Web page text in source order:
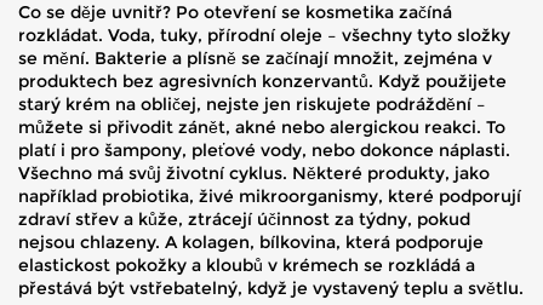
Co se děje uvnitř? Po otevření se kosmetika začíná
rozkládat. Voda, tuky, přírodní oleje – všechny tyto složky
se mění. Bakterie a plísně se začínají množit, zejména v
produktech bez agresivních konzervantů. Když použijete
starý krém na obličej, nejste jen riskujete podráždění –
můžete si přivodit zánět, akné nebo alergickou reakci. To
platí i pro šampony, pleťové vody, nebo dokonce náplasti.
Všechno má svůj životní cyklus. Některé produkty, jako
například probiotika, živé mikroorganismy, které podporují
zdraví střev a kůže, ztrácejí účinnost za týdny, pokud
nejsou chlazeny. A kolagen, bílkovina, která podporuje
elastickost pokožky a kloubů v krémech se rozkládá a
přestává být vstřebatelný, když je vystavený teplu a světlu.